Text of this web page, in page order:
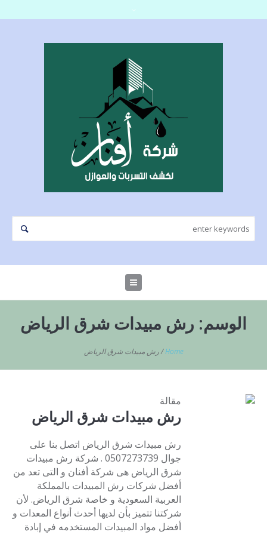
الوسم: رش مبيدات شرق الرياض
Home
/رش مبيدات شرق الرياض
مقالة
رش مبيدات شرق الرياض
رش مبيدات شرق الرياض اتصل بنا على
جوال 0507273739 . شركة رش مبيدات
شرق الرياض هى شركة أفنان و التى تعد من
أفضل شركات رش المبيدات بالمملكة
العربية السعودية و خاصة شرق الرياض. لأن
شركتنا تتميز بأن لديها أحدث أنواع المعدات و
أفضل مواد المبيدات المستخدمه في إبادة